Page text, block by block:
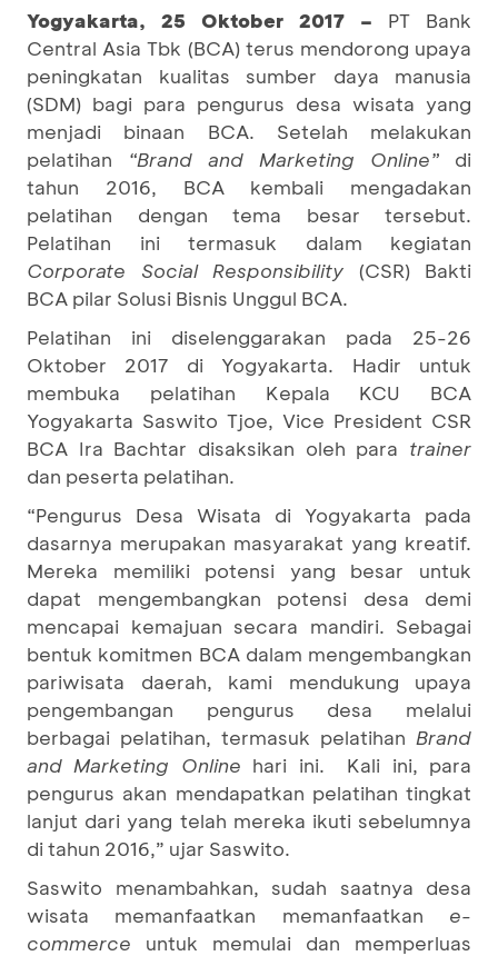
Yogyakarta, 25 Oktober 2017 – PT Bank
Central Asia Tbk (BCA) terus mendorong upaya
peningkatan kualitas sumber daya manusia
(SDM) bagi para pengurus desa wisata yang
menjadi binaan BCA. Setelah melakukan
pelatihan “Brand and Marketing Online” di
tahun 2016,
BCA kembali mengadakan
pelatihan dengan tema besar tersebut.
Pelatihan ini termasuk dalam kegiatan
Corporate Social Responsibility (CSR) Bakti
BCA pilar Solusi Bisnis Unggul BCA.
Pelatihan ini diselenggarakan pada 25-26
Oktober 2017 di Yogyakarta. Hadir untuk
membuka pelatihan Kepala KCU BCA
Yogyakarta Saswito Tjoe, Vice President CSR
BCA Ira Bachtar disaksikan oleh para trainer
dan peserta pelatihan.
“Pengurus Desa Wisata di Yogyakarta pada
dasarnya merupakan masyarakat yang kreatif.
Mereka memiliki potensi yang besar untuk
dapat mengembangkan potensi desa demi
mencapai kemajuan secara mandiri. Sebagai
bentuk komitmen BCA dalam mengembangkan
pariwisata daerah, kami mendukung upaya
pengembangan pengurus desa melalui
berbagai pelatihan, termasuk pelatihan Brand
and Marketing Online hari ini. Kali ini, para
pengurus akan mendapatkan pelatihan tingkat
lanjut dari yang telah mereka ikuti sebelumnya
di tahun 2016,” ujar Saswito.
Saswito menambahkan, sudah saatnya desa
wisata memanfaatkan memanfaatkan e-
commerce untuk memulai dan memperluas